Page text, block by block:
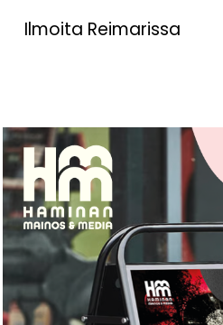
Ilmoita Reimarissa